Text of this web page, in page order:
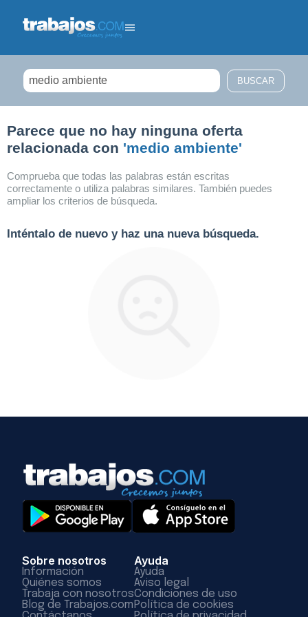
Parece que no hay ninguna oferta
relacionada con 'medio ambiente'
Comprueba que todas las palabras están escritas
correctamente o utiliza palabras similares. También puedes
ampliar los criterios de búsqueda.
Inténtalo de nuevo y haz una nueva búsqueda.
Sobre nosotros
Información
Quiénes somos
Trabaja con nosotros
Blog de Trabajos.com
Ayuda
Ayuda
Aviso legal
Condiciones de uso
Política de cookies